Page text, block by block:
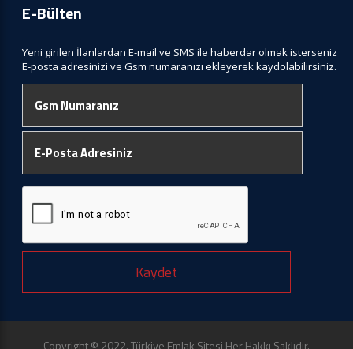
E-Bülten
Yeni girilen İlanlardan E-mail ve SMS ile haberdar olmak isterseniz
E-posta adresinizi ve Gsm numaranızı ekleyerek kaydolabilirsiniz.
Kaydet
Copyright © 2022. Türkiye Emlak Sitesi Her Hakkı Saklıdır.